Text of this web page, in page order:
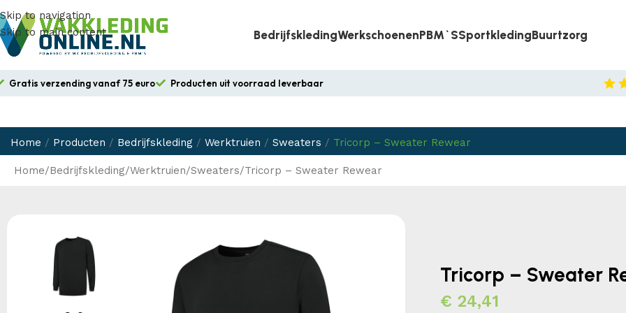
Skip to navigation
Skip to main content
BedrijfskledingWerkschoenenPBM`sSportkledingBuurtzorg
Gratis verzending vanaf 75 euro Producten uit voorraad leverbaar
Home / Producten / Bedrijfskleding / Werktruien / Sweaters / Tricorp – Sweater Rewear
Home Bedrijfskleding Werktruien Sweaters Tricorp – Sweater Rewear
Tricorp – Sweater
€ 24,41